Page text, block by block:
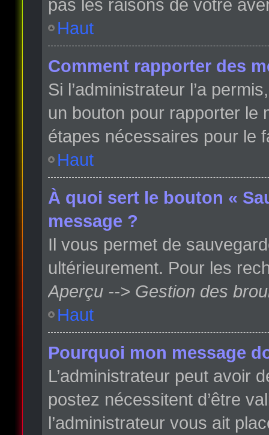
pas les raisons de votre
Haut
Comment rapporter des
Si l’administrateur l’a
un bouton pour rapporter le
étapes nécessaires pour le
Haut
À quoi sert le bouton «
message ?
Il vous permet de
ultérieurement. Pour les
Aperçu --> Gestion des
Haut
Pourquoi mon message
L’administrateur peut avoir
postez nécessitent d’être
l’administrateur vous ait